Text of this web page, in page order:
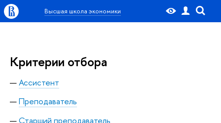
Высшая школа экономики
Критерии отбора
Ассистент
Преподаватель
Старший преподаватель